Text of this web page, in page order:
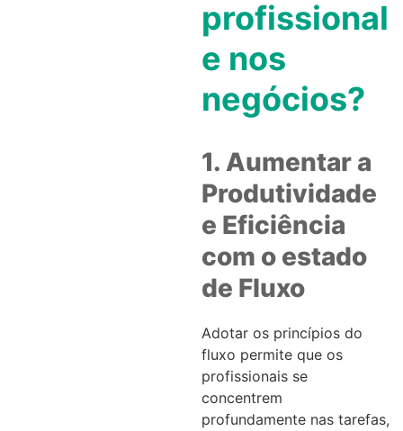
profissional
e nos
negócios?
1. Aumentar a
Produtividade
e Eficiência
com o estado
de Fluxo
Adotar os princípios do
fluxo permite que os
profissionais se
concentrem
profundamente nas tarefas,